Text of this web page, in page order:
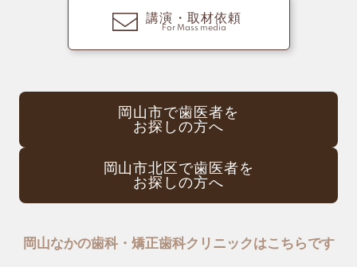
講演・取材依頼
For Mass media
岡山市で歯医者を
お探しの方へ
岡山市北区で歯医者を
お探しの方へ
岡山なかの歯科・矯正歯科クリニックはこちらです